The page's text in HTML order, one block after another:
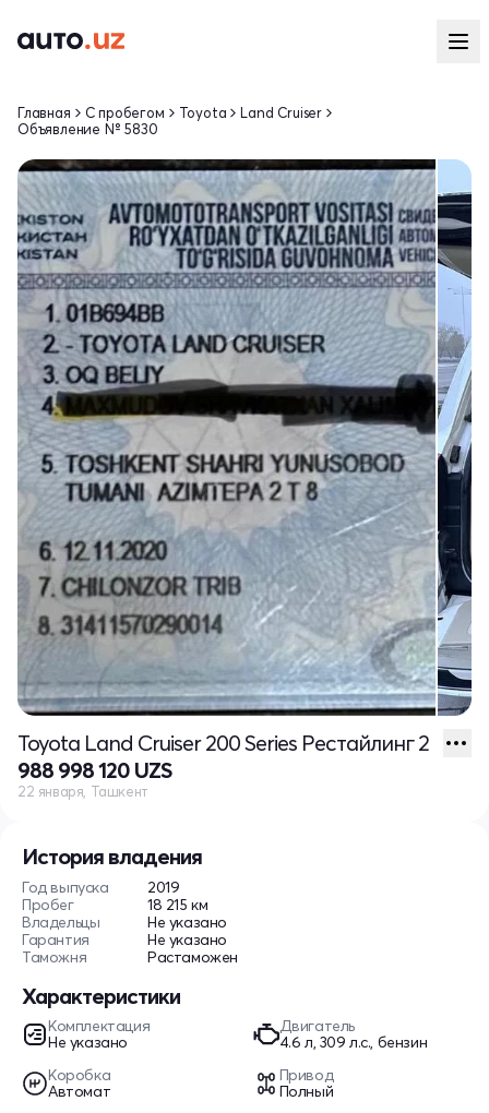
История владения
Год выпуска
2019
Пробег
18 215 км
Владельцы
Не указано
Гарантия
Не указано
Таможня
Растаможен
Характеристики
Комплектация
Не указано
Двигатель
4.6 л, 309 л.с., бензин
Коробка
Автомат
Привод
Полный
Главная С пробегом Toyota
Land Cruiser
Объявление № 5830
Toyota Land Cruiser 200 Series Рестайлинг 2
988 998 120 UZS
22 января, Ташкент